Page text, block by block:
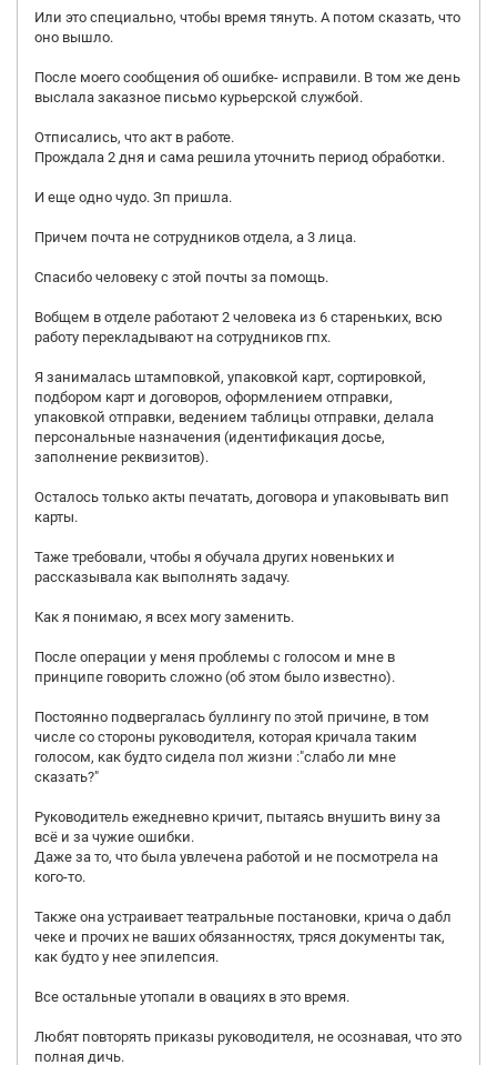
Или это специально, чтобы время тянуть. А потом сказать, что
оно вышло.
После моего сообщения об ошибке- исправили. В том же день
выслала заказное письмо курьерской службой.
Отписались, что акт в работе.
Прождала 2 дня и сама решила уточнить период обработки.
И еще одно чудо. Зп пришла.
Причем почта не сотрудников отдела, а 3 лица.
Спасибо человеку с этой почты за помощь.
Вобщем в отделе работают 2 человека из 6 стареньких, всю
работу перекладывают на сотрудников гпх.
Я занималась штамповкой, упаковкой карт, сортировкой,
подбором карт и договоров, оформлением отправки,
упаковкой отправки, ведением таблицы отправки, делала
персональные назначения (идентификация досье,
заполнение реквизитов).
Осталось только акты печатать, договора и упаковывать вип
карты.
Таже требовали, чтобы я обучала других новеньких и
рассказывала как выполнять задачу.
Как я понимаю, я всех могу заменить.
После операции у меня проблемы с голосом и мне в
принципе говорить сложно (об этом было известно).
Постоянно подвергалась буллингу по этой причине, в том
числе со стороны руководителя, которая кричала таким
голосом, как будто сидела пол жизни :"слабо ли мне
сказать?"
Руководитель ежедневно кричит, пытаясь внушить вину за
всё и за чужие ошибки.
Даже за то, что была увлечена работой и не посмотрела на
кого-то.
Также она устраивает театральные постановки, крича о дабл
чеке и прочих не ваших обязанностях, тряся документы так,
как будто у нее эпилепсия.
Все остальные утопали в овациях в это время.
Любят повторять приказы руководителя, не осознавая, что это
полная дичь.